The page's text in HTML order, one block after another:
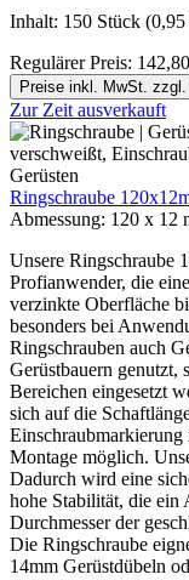
Inhalt: 150 Stück
Regulärer Preis:
Preise inkl. MwSt.
Zur Zeit ausverkauft
Ringschraube
Abmessung: 120 x 12
Unsere Ringschraube
Profianwender, die
verzinkte Oberfläche
besonders bei
Ringschrauben auch
Gerüstbauern genutzt,
Bereichen eingesetzt
sich auf die
Montage möglich.
Dadurch wird eine
hohe Stabilität, die ein
Durchmesser der
Die Ringschraube
14mm Gerüstdübeln